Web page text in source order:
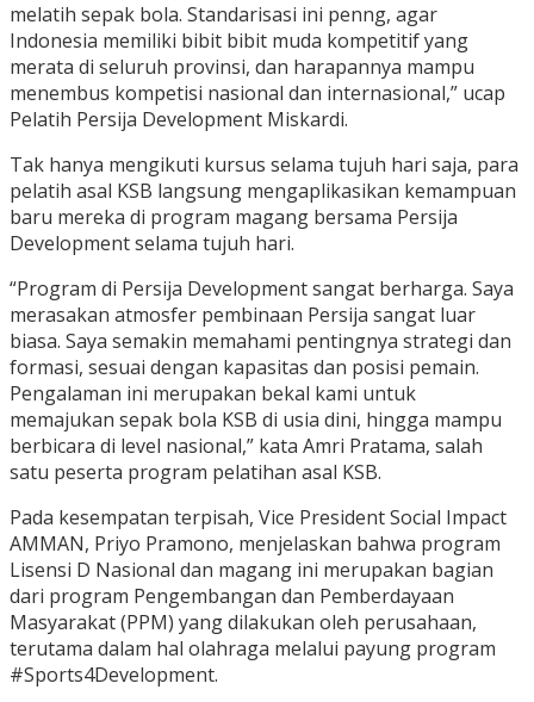
melatih sepak bola. Standarisasi ini penng, agar
Indonesia memiliki bibit bibit muda kompetitif yang
merata di seluruh provinsi, dan harapannya mampu
menembus kompetisi nasional dan internasional,” ucap
Pelatih Persija Development Miskardi.
Tak hanya mengikuti kursus selama tujuh hari saja, para
pelatih asal KSB langsung mengaplikasikan kemampuan
baru mereka di program magang bersama Persija
Development selama tujuh hari.
“Program di Persija Development sangat berharga. Saya
merasakan atmosfer pembinaan Persija sangat luar
biasa. Saya semakin memahami pentingnya strategi dan
formasi, sesuai dengan kapasitas dan posisi pemain.
Pengalaman ini merupakan bekal kami untuk
memajukan sepak bola KSB di usia dini, hingga mampu
berbicara di level nasional,” kata Amri Pratama, salah
satu peserta program pelatihan asal KSB.
Pada kesempatan terpisah, Vice President Social Impact
AMMAN, Priyo Pramono, menjelaskan bahwa program
Lisensi D Nasional dan magang ini merupakan bagian
dari program Pengembangan dan Pemberdayaan
Masyarakat (PPM) yang dilakukan oleh perusahaan,
terutama dalam hal olahraga melalui payung program
#Sports4Development.